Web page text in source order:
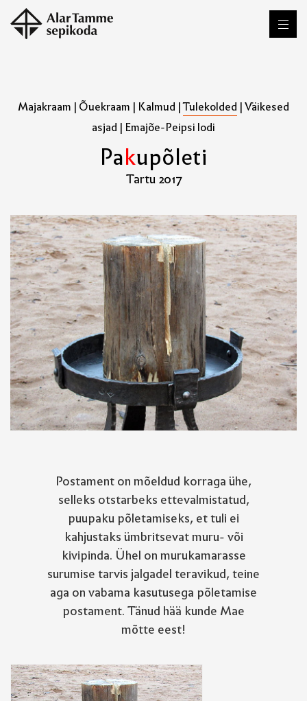
Majakraam | Õuekraam | Kalmud |Tulekolded |Väikesed
asjad | Emajõe-Peipsi lodi
Pakupõleti
Tartu 2017
Postament on mõeldud korraga ühe,
selleks otstarbeks ettevalmistatud,
puupaku põletamiseks, et tuli ei
kahjustaks ümbritsevat muru- või
kivipinda. Ühel on murukamarasse
surumise tarvis jalgadel teravikud, teine
aga on vabama kasutusega põletamise
postament. Tänud hää kunde Mae
mõtte eest!